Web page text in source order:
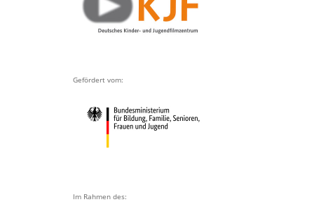
Gefördert vom:
Im Rahmen des: